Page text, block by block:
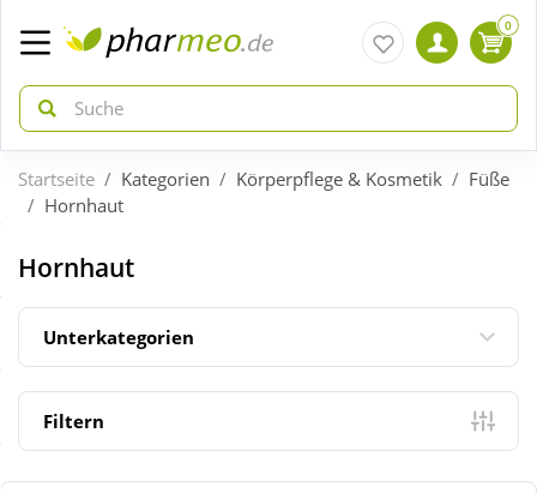
zurück
ÜBERSICHT AKTIONEN
Aktuelle Coupons
Neuheiten
zurück
ÜBERSICHT KATEGORIEN
Arzneimittel
Diabetes
0
Startseite Kategorien Körperpflege & Kosmetik
Füße
Hornhaut
Hornhaut
Unterkategorien
Filtern